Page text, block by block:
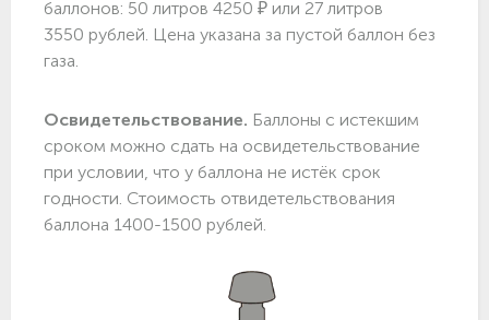
баллонов: 50 литров 4250 ₽ или 27 литров
3550 рублей. Цена указана за пустой баллон без
газа.
Освидетельствование. Баллоны с истекшим
сроком можно сдать на освидетельствование
при условии, что у баллона не истёк срок
годности. Стоимость отвидетельствования
баллона 1400-1500 рублей.